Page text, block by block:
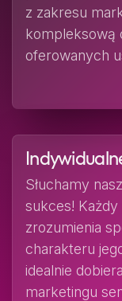
z zakresu
kompleksową
oferowanych
Słuchamy
sukces!
zrozumienia
charakteru
idealnie
marketingu